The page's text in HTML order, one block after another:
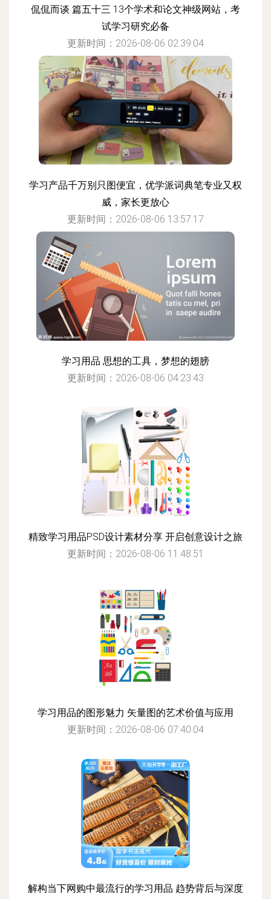
侃侃而谈 篇五十三 13个学术和论文神级网站，考
试学习研究必备
更新时间：2026-08-06 02:39:04
学习产品千万别只图便宜，优学派词典笔专业又权
威，家长更放心
更新时间：2026-08-06 13:57:17
学习用品 思想的工具，梦想的翅膀
更新时间：2026-08-06 04:23:43
精致学习用品PSD设计素材分享 开启创意设计之旅
更新时间：2026-08-06 11:48:51
学习用品的图形魅力 矢量图的艺术价值与应用
更新时间：2026-08-06 07:40:04
解构当下网购中最流行的学习用品 趋势背后与深度